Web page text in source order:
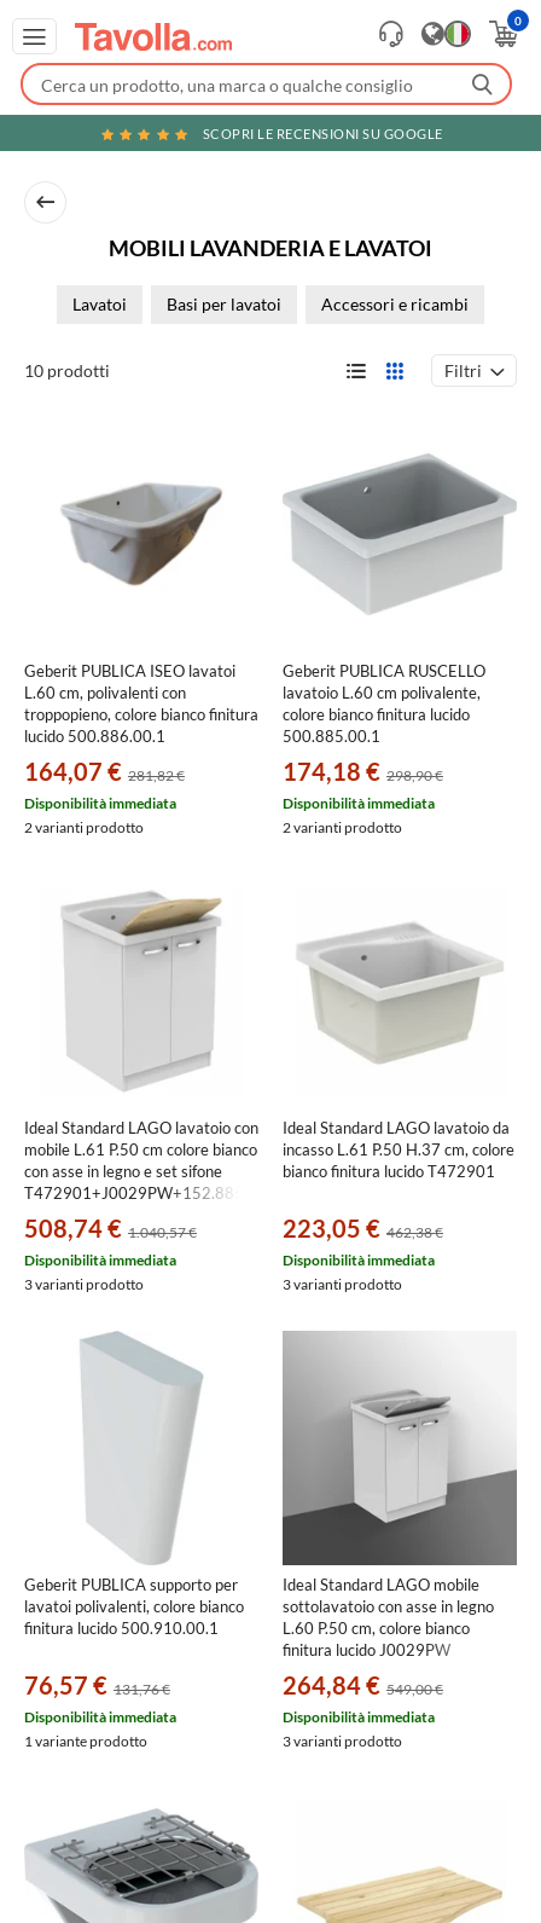
0
SCOPRI LE RECENSIONI SU GOOGLE
MOBILI LAVANDERIA E LAVATOI
Lavatoi Basi per lavatoi Accessori e ricambi
10 prodotti Filtri
Geberit PUBLICA ISEO lavatoi
L.60 cm, polivalenti con
troppopieno, colore bianco finitura
lucido 500.886.00.1
164,07 € 281,82 €
Disponibilità immediata
2 varianti prodotto
Geberit PUBLICA RUSCELLO
lavatoio L.60 cm polivalente,
colore bianco finitura lucido
500.885.00.1
174,18 € 298,90 €
Disponibilità immediata
2 varianti prodotto
Ideal Standard LAGO lavatoio con
mobile L.61 P.50 cm colore bianco
con asse in legno e set sifone
T472901+J0029PW+152.885.11.1
508,74 € 1.040,57 €
Disponibilità immediata
3 varianti prodotto
Ideal Standard LAGO lavatoio da
incasso L.61 P.50 H.37 cm, colore
bianco finitura lucido T472901
223,05 € 462,38 €
Disponibilità immediata
3 varianti prodotto
Geberit PUBLICA supporto per
lavatoi polivalenti, colore bianco
finitura lucido 500.910.00.1
76,57 € 131,76 €
Disponibilità immediata
1 variante prodotto
Ideal Standard LAGO mobile
sottolavatoio con asse in legno
L.60 P.50 cm, colore bianco
finitura lucido J0029PW
264,84 € 549,00 €
Disponibilità immediata
3 varianti prodotto